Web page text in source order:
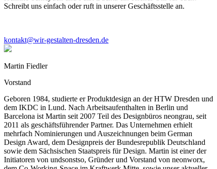
Schreibt uns einfach oder ruft in unserer Geschäftsstelle an.
kontakt@wir-gestalten-dresden.de
Martin Fiedler
Vorstand
Geboren 1984, studierte er Produktdesign an der HTW Dresden und
dem IKDC in Lund. Nach Arbeitsaufenthalten in Berlin und
Barcelona ist Martin seit 2007 Teil des Designbüros neongrau, seit
2011 als geschäftsführender Partner. Das Unternehmen erhielt
mehrfach Nominierungen und Auszeichnungen beim German
Design Award, dem Designpreis der Bundesrepublik Deutschland
sowie dem Sächsischen Staatspreis für Design. Martin ist einer der
Initiatoren von undsonstso, Gründer und Vorstand von neonworx,